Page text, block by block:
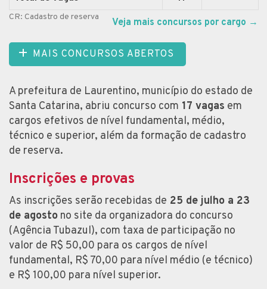
CR: Cadastro de reserva Veja mais concursos por cargo →
MAIS CONCURSOS ABERTOS
A prefeitura de Laurentino, município do estado de
Santa Catarina, abriu concurso com 17 vagas em
cargos efetivos de nível fundamental, médio,
técnico e superior, além da formação de cadastro
de reserva.
Inscrições e provas
As inscrições serão recebidas de 25 de julho a 23
de agosto no site da organizadora do concurso
(Agência Tubazul), com taxa de participação no
valor de R$ 50,00 para os cargos de nível
fundamental, R$ 70,00 para nível médio (e técnico)
e R$ 100,00 para nível superior.